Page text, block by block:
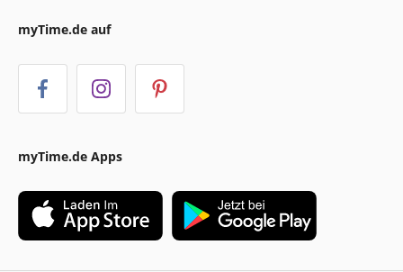
myTime.de auf
myTime.de Apps